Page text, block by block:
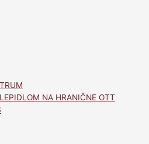
NA HRANIČNE OTT